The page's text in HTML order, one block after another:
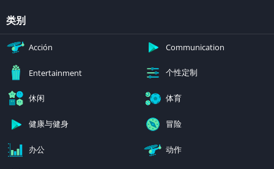
类别
Acción Communication
Entertainment 个性定制
休闲 体育
健康与健身 冒险
办公 动作